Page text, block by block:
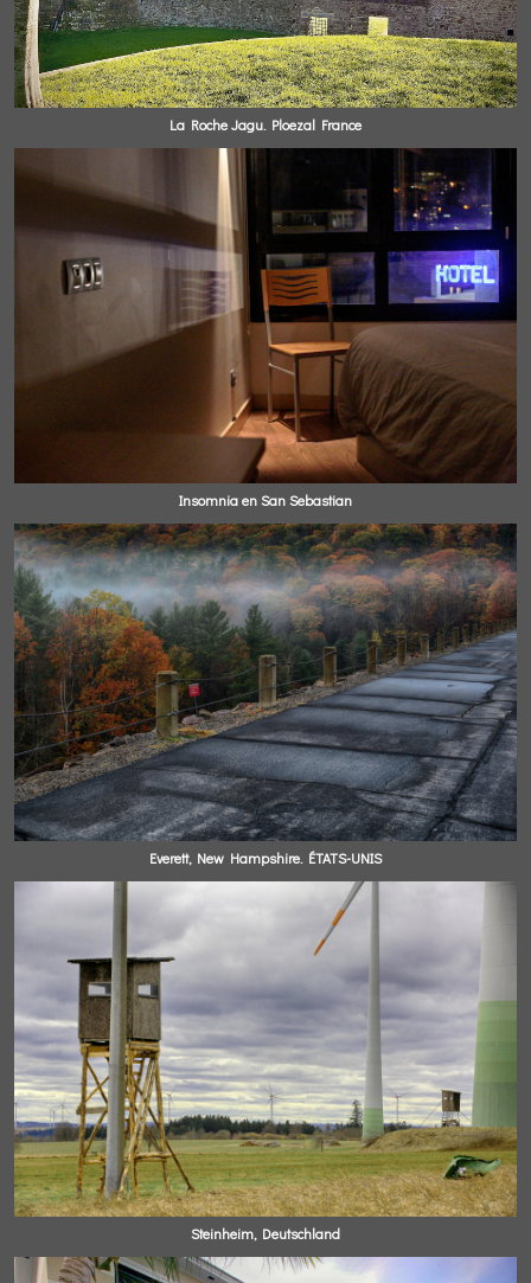
La Roche Jagu. Ploezal France
Insomnia en San Sebastian
Everett, New Hampshire. ÉTATS-UNIS
Steinheim, Deutschland